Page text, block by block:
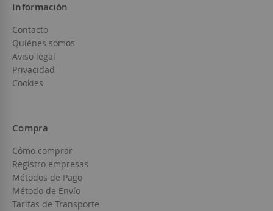
Información
Contacto
Quiénes somos
Aviso legal
Privacidad
Cookies
Compra
Cómo comprar
Registro empresas
Métodos de Pago
Método de Envío
Tarifas de Transporte